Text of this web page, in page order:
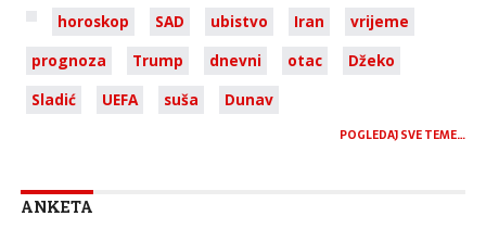
horoskop SAD ubistvo Iran
vrijeme
prognoza
Trump dnevni otac
Džeko
Sladić
UEFA suša Dunav
POGLEDAJ SVE TEME…
ANKETA